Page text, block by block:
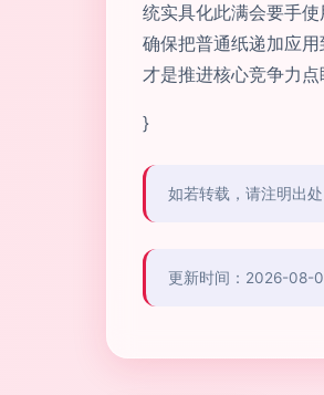
统实具化此满会要手
确保把普通纸递加应
才是推进核心竞争力点
}
如若转载，请注明出
更新时间：2026-08-